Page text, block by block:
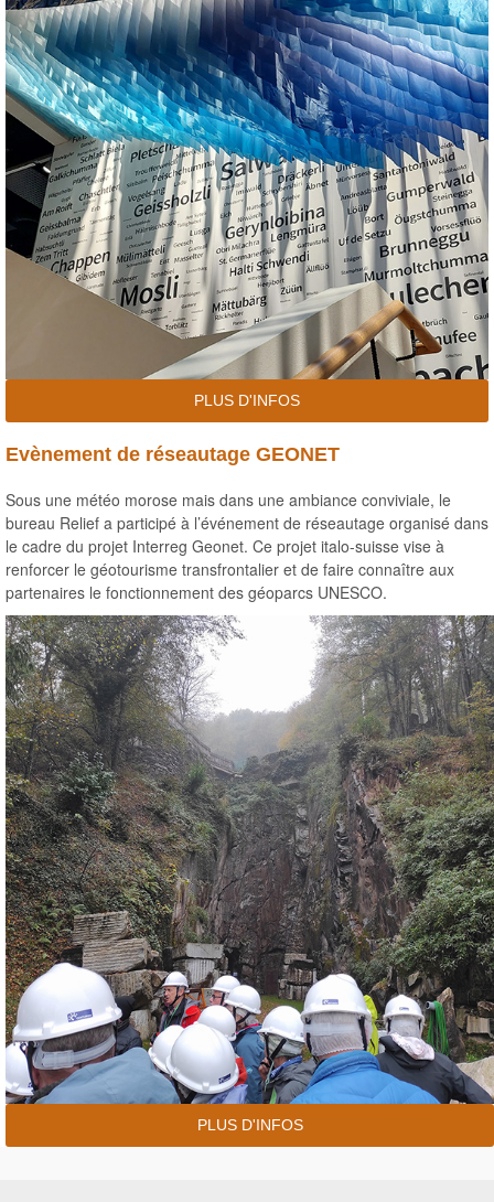
PLUS D'INFOS
Evènement de réseautage GEONET
Sous une météo morose mais dans une ambiance conviviale, le
bureau Relief a participé à l’événement de réseautage organisé dans
le cadre du projet Interreg Geonet. Ce projet italo-suisse vise à
renforcer le géotourisme transfrontalier et de faire connaître aux
partenaires le fonctionnement des géoparcs UNESCO.
PLUS D'INFOS